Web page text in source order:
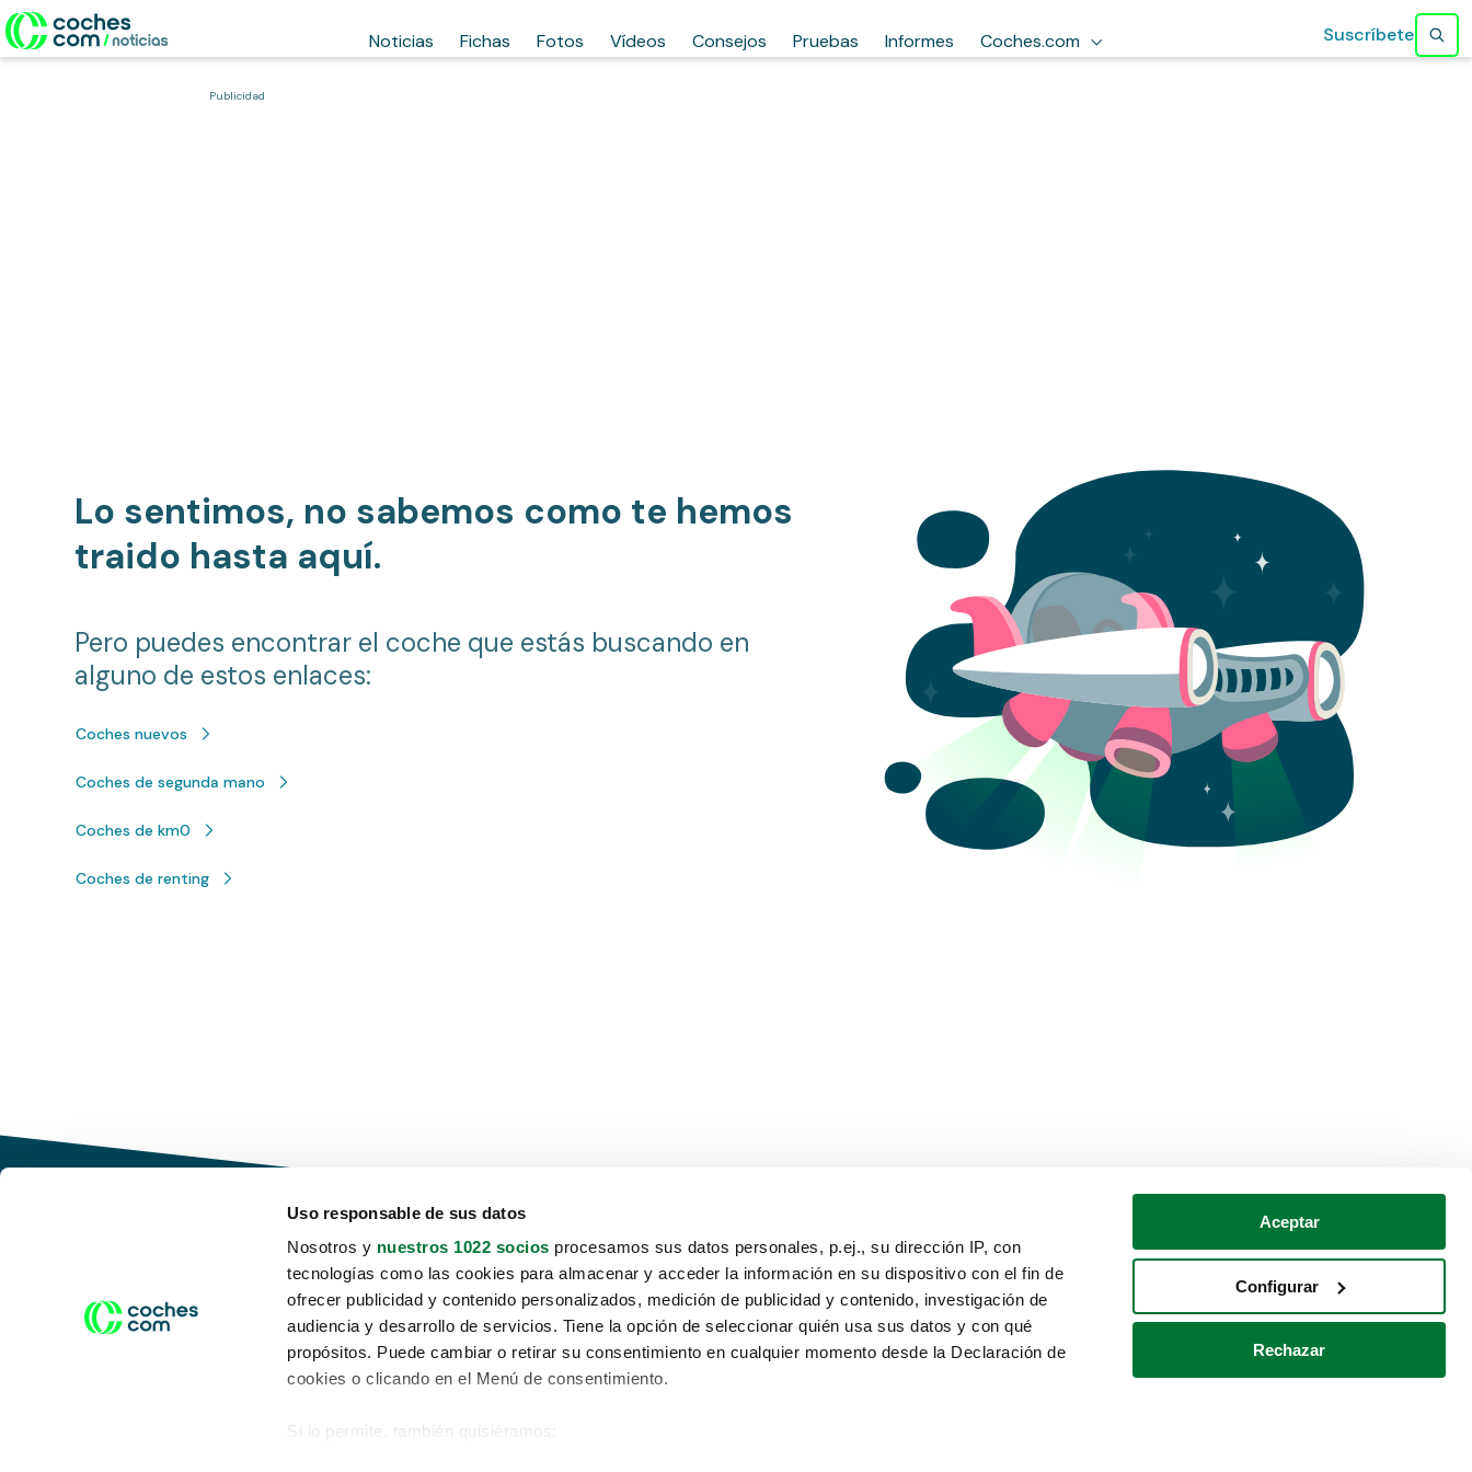
Uso responsable de sus datos
Nosotros y nuestros 1022 socios procesamos sus datos personales, p.ej., su dirección IP, con
tecnologías como las cookies para almacenar y acceder la información en su dispositivo con el fin de
ofrecer publicidad y contenido personalizados, medición de publicidad y contenido, investigación de
audiencia y desarrollo de servicios. Tiene la opción de seleccionar quién usa sus datos y con qué
propósitos. Puede cambiar o retirar su consentimiento en cualquier momento desde la Declaración de
cookies o clicando en el Menú de consentimiento.
Si lo permite, también quisiéramos:
Aceptar
Configurar
Rechazar
Noticias Fichas Fotos Vídeos Consejos Pruebas Informes Coches.com Suscríbete
Publicidad
Lo sentimos, no sabemos como te hemos
traido hasta aquí.
Pero puedes encontrar el coche que estás buscando en
alguno de estos enlaces:
Coches nuevos
Coches de segunda mano
Coches de km0
Coches de renting
Conduce tu futuro,
desata tu movilidad